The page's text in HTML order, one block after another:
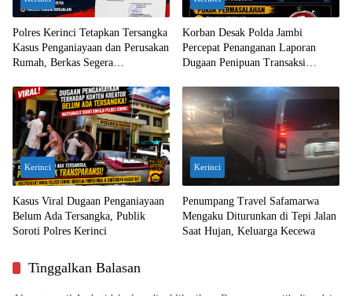
Polres Kerinci Tetapkan Tersangka
Kasus Penganiayaan dan Perusakan
Rumah, Berkas Segera
Korban Desak Polda Jambi
Percepat Penanganan Laporan
Dugaan Penipuan Transaksi
Kerinci
Kasus Viral Dugaan Penganiayaan
Belum Ada Tersangka, Publik
Soroti Polres Kerinci
Kerinci
Penumpang Travel Safamarwa
Mengaku Diturunkan di Tepi Jalan
Saat Hujan, Keluarga Kecewa
Tinggalkan Balasan